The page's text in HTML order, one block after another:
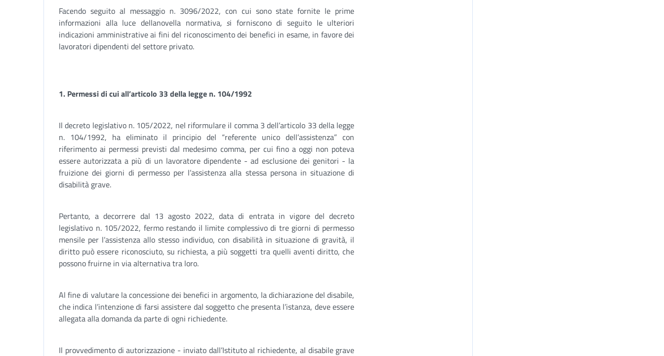
Facendo seguito al messaggio n. 3096/2022, con cui sono state fornite le prime
informazioni alla luce dellanovella normativa, si forniscono di seguito le ulteriori
indicazioni amministrative ai fini del riconoscimento dei benefici in esame, in favore dei
lavoratori dipendenti del settore privato.
1. Permessi di cui all’articolo 33 della legge n. 104/1992
Il decreto legislativo n. 105/2022, nel riformulare il comma 3 dell’articolo 33 della legge
n. 104/1992, ha eliminato il principio del “referente unico dell’assistenza” con
riferimento ai permessi previsti dal medesimo comma, per cui fino a oggi non poteva
essere autorizzata a più di un lavoratore dipendente - ad esclusione dei genitori - la
fruizione dei giorni di permesso per l’assistenza alla stessa persona in situazione di
disabilità grave.
Pertanto, a decorrere dal 13 agosto 2022, data di entrata in vigore del decreto
legislativo n. 105/2022, fermo restando il limite complessivo di tre giorni di permesso
mensile per l’assistenza allo stesso individuo, con disabilità in situazione di gravità, il
diritto può essere riconosciuto, su richiesta, a più soggetti tra quelli aventi diritto, che
possono fruirne in via alternativa tra loro.
Al fine di valutare la concessione dei benefici in argomento, la dichiarazione del disabile,
che indica l’intenzione di farsi assistere dal soggetto che presenta l’istanza, deve essere
allegata alla domanda da parte di ogni richiedente.
Il provvedimento di autorizzazione - inviato dall’Istituto al richiedente, al disabile grave